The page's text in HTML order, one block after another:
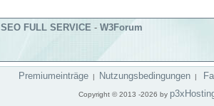
SEO FULL SERVICE - W3Forum
Premiumeinträge | Nutzungsbedingungen |
Copyright © 2013 -2026 by